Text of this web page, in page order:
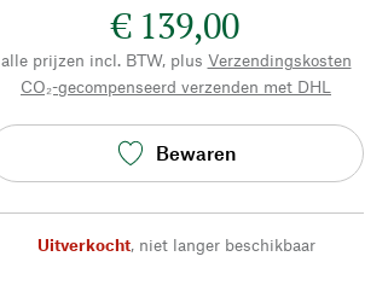
€ 139,00
alle prijzen incl. BTW, plus Verzendingskosten
CO₂-gecompenseerd verzenden met DHL
Bewaren
Uitverkocht, niet langer beschikbaar